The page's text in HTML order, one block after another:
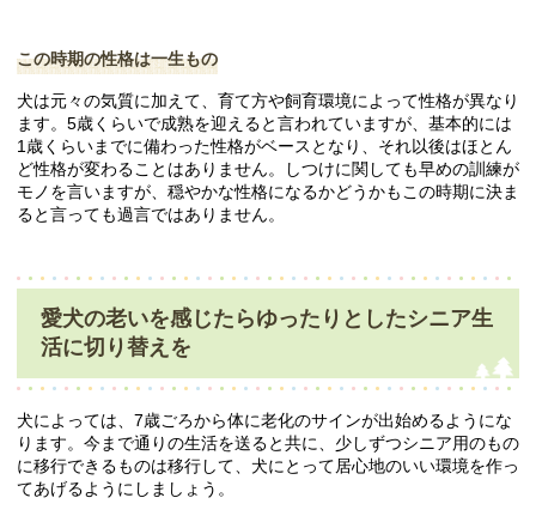
この時期の性格は一生もの
犬は元々の気質に加えて、育て方や飼育環境によって性格が異なり
ます。5歳くらいで成熟を迎えると言われていますが、基本的には
1歳くらいまでに備わった性格がベースとなり、それ以後はほとん
ど性格が変わることはありません。しつけに関しても早めの訓練が
モノを言いますが、穏やかな性格になるかどうかもこの時期に決ま
ると言っても過言ではありません。
愛犬の老いを感じたらゆったりとしたシニア生
活に切り替えを
犬によっては、7歳ごろから体に老化のサインが出始めるようにな
ります。今まで通りの生活を送ると共に、少しずつシニア用のもの
に移行できるものは移行して、犬にとって居心地のいい環境を作っ
てあげるようにしましょう。